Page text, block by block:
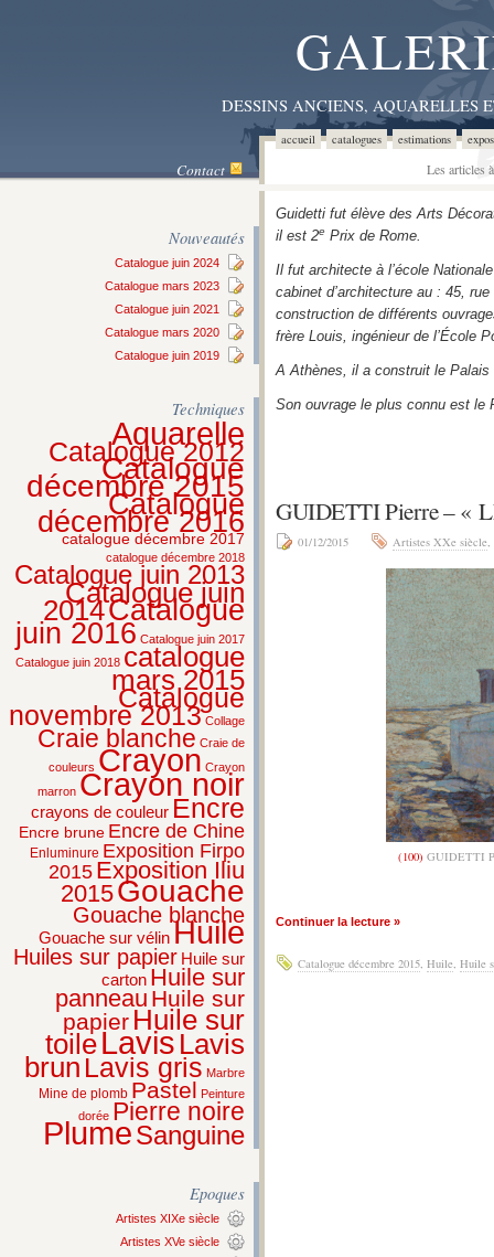
DESSINS ANCIENS,
accueil catalogues estimations
Contact Les articles
Nouveautés
Catalogue juin 2024
Catalogue mars 2023
Catalogue juin 2021
Catalogue mars 2020
Catalogue juin 2019
Techniques
Aquarelle
Catalogue 2012
Catalogue
décembre 2015
Catalogue
décembre 2016
catalogue décembre 2017
catalogue décembre 2018
Catalogue juin 2013
Catalogue juin
2014Catalogue
juin 2016 Catalogue juin 2017
Catalogue juin 2018 catalogue
mars 2015
Catalogue
novembre 2013 Collage
Craie blanche Craie de
couleurs Crayon Crayon
marron Crayon noir
crayons de couleur Encre
Encre brune Encre de Chine
Enluminure Exposition Firpo
2015 Exposition Iliu
2015Gouache
Gouache blanche
Gouache sur vélinHuile
Huiles sur papier Huile sur
carton Huile sur
panneau Huile sur
papier Huile sur
toileLavis Lavis
brun Lavis gris Marbre
Mine de plomb Pastel Peinture
dorée Pierre noire
PlumeSanguine
Epoques
Artistes XIXe siècle
Artistes XVe siècle
Guidetti fut élève des Arts
il est 2e Prix de Rome.
Il fut architecte à l’école
cabinet d’architecture au : 45,
construction de différents
frère Louis, ingénieur de l’École
A Athènes, il a construit le
Son ouvrage le plus connu est le
GUIDETTI Pierre – «
01/12/2015 Artistes XXe siècle,
(100) GUIDETTI
Continuer la lecture »
Catalogue décembre 2015, Huile, Huile